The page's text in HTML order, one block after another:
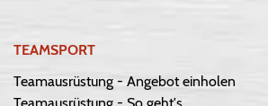
TEAMSPORT
Teamausrüstung - Angebot einholen
Teamausrüstung - So geht's